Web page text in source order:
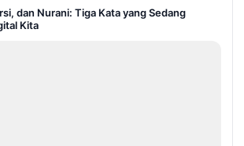
dan Nurani: Tiga Kata yang Sedang
Kita